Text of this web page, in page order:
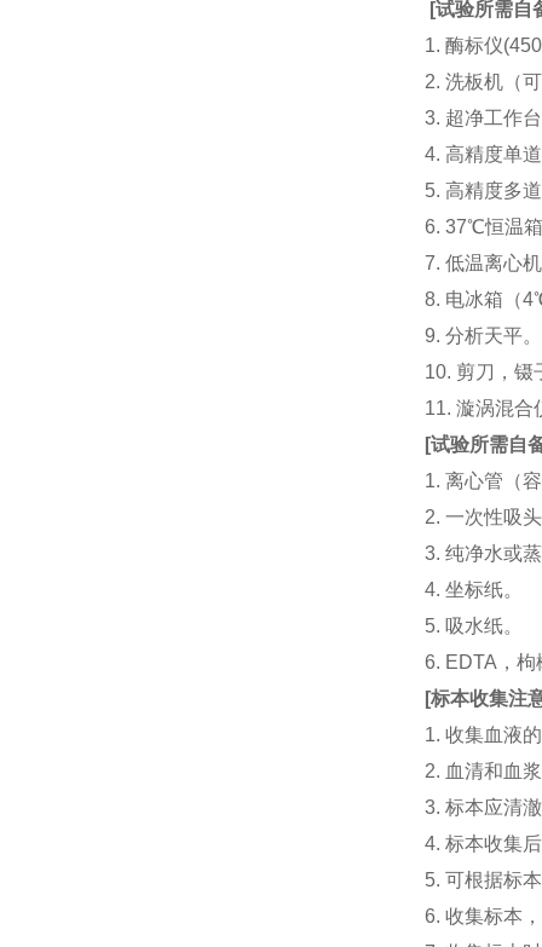
[试验所需自
1. 酶标仪
2. 洗板机（
3. 超净工作
4. 高精度单
5. 高精度多
6. 37℃恒温
7. 低温离心
8. 电冰箱（
9. 分析天平。
10. 剪刀，镊
11. 漩涡混
[试验所需自
1. 离心管（
2. 一次性吸
3. 纯净水或
4. 坐标纸。
5. 吸水纸。
6. EDTA，
[标本收集注
1. 收集血液
2. 血清和血
3. 标本应清
4. 标本收集
5. 可根据标
6. 收集标本